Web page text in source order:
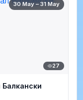
30 May – 31 May
27